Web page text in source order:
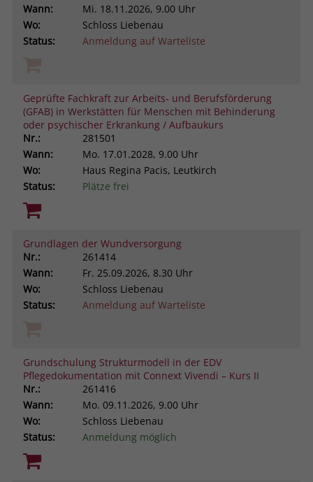
Wann:
Mi. 18.11.2026, 9.00 Uhr
Wo:
Schloss Liebenau
Status:
Anmeldung auf Warteliste
Geprüfte Fachkraft zur Arbeits- und Berufsförderung
(GFAB) in Werkstätten für Menschen mit Behinderung
oder psychischer Erkrankung / Aufbaukurs
Nr.:
281501
Wann:
Mo. 17.01.2028, 9.00 Uhr
Wo:
Haus Regina Pacis, Leutkirch
Status:
Plätze frei
Grundlagen der Wundversorgung
Nr.:
261414
Wann:
Fr. 25.09.2026, 8.30 Uhr
Wo:
Schloss Liebenau
Status:
Anmeldung auf Warteliste
Grundschulung Strukturmodell in der EDV
Pflegedokumentation mit Connext Vivendi – Kurs II
Nr.:
261416
Wann:
Mo. 09.11.2026, 9.00 Uhr
Wo:
Schloss Liebenau
Status:
Anmeldung möglich